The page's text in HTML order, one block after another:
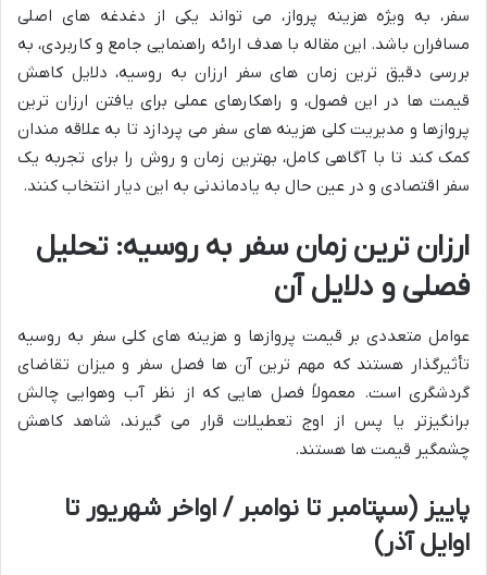
سفر، به ویژه هزینه پرواز، می تواند یکی از دغدغه های اصلی
مسافران باشد. این مقاله با هدف ارائه راهنمایی جامع و کاربردی، به
بررسی دقیق ترین زمان های سفر ارزان به روسیه، دلایل کاهش
قیمت ها در این فصول، و راهکارهای عملی برای یافتن ارزان ترین
پروازها و مدیریت کلی هزینه های سفر می پردازد تا به علاقه مندان
کمک کند تا با آگاهی کامل، بهترین زمان و روش را برای تجربه یک
سفر اقتصادی و در عین حال به یادماندنی به این دیار انتخاب کنند.
ارزان ترین زمان سفر به روسیه: تحلیل
فصلی و دلایل آن
عوامل متعددی بر قیمت پروازها و هزینه های کلی سفر به روسیه
تأثیرگذار هستند که مهم ترین آن ها فصل سفر و میزان تقاضای
گردشگری است. معمولاً فصل هایی که از نظر آب وهوایی چالش
برانگیزتر یا پس از اوج تعطیلات قرار می گیرند، شاهد کاهش
چشمگیر قیمت ها هستند.
پاییز (سپتامبر تا نوامبر / اواخر شهریور تا
اوایل آذر)